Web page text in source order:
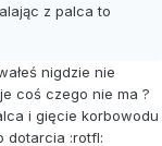
z palca to
nigdzie nie
coś czego nie ma ?
i gięcie korbowodu
dotarcia :rotfl: